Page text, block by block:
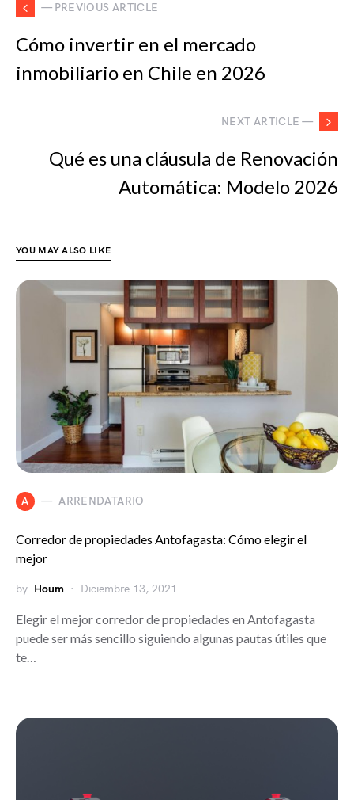
— PREVIOUS ARTICLE
Cómo invertir en el mercado
inmobiliario en Chile en 2026
NEXT ARTICLE —
Qué es una cláusula de Renovación
Automática: Modelo 2026
YOU MAY ALSO LIKE
A ARRENDATARIO
Corredor de propiedades Antofagasta: Cómo elegir el
mejor
by Houm Diciembre 13, 2021
Elegir el mejor corredor de propiedades en Antofagasta
puede ser más sencillo siguiendo algunas pautas útiles que
te…